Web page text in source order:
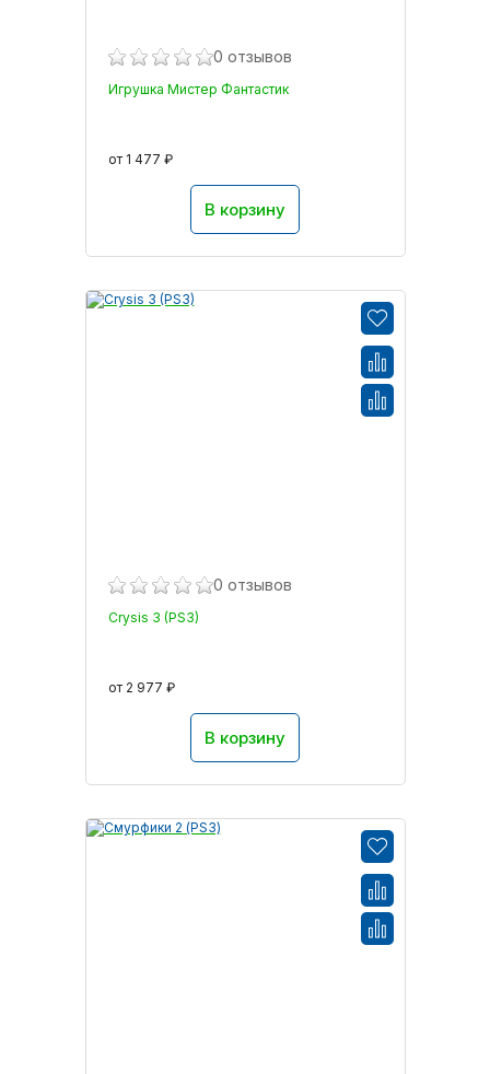
0 отзывов
Игрушка Мистер Фантастик
от 1 477 ₽
В корзину
0 отзывов
Crysis 3 (PS3)
от 2 977 ₽
В корзину